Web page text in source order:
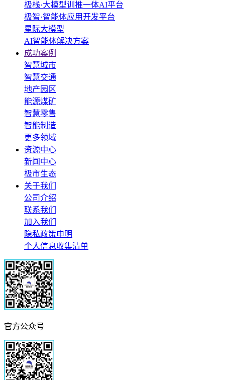
极栈·大模型训推一体AI平台
极智·智能体应用开发平台
星际大模型
AI智能体解决方案
成功案例
智慧城市
智慧交通
地产园区
能源煤矿
智慧零售
智能制造
更多领域
资源中心
新闻中心
极市生态
关于我们
公司介绍
联系我们
加入我们
隐私政策申明
个人信息收集清单
官方公众号